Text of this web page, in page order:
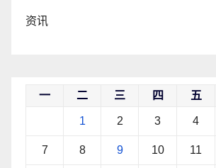
资讯
一 二 三 四 五
1 2 3 4
7 8 9 10 11